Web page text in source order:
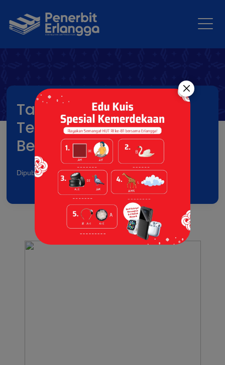
Tahukah Kamu?
Teknologi AI Tidak
Benar-Benar “Berpikir”
Dipublikasikan pada: 10 Feb 2026